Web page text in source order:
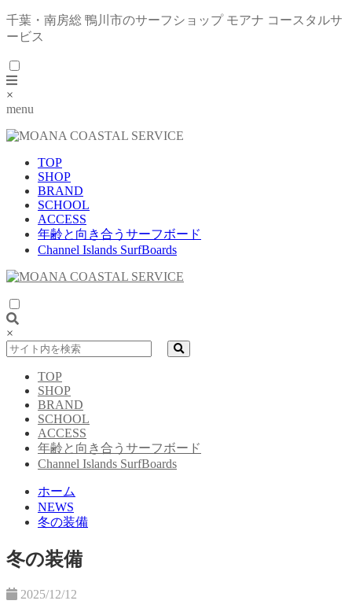
千葉・南房総 鴨川市のサーフショップ モアナ コースタルサ
ービス
×
menu
TOP
SHOP
BRAND
SCHOOL
ACCESS
年齢と向き合うサーフボード
Channel Islands SurfBoards
×
TOP
SHOP
BRAND
SCHOOL
ACCESS
年齢と向き合うサーフボード
Channel Islands SurfBoards
ホーム
NEWS
冬の装備
冬の装備
2025/12/12